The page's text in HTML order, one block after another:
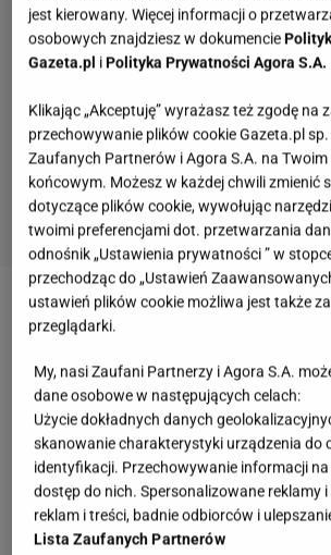
Katarzyna SokołowskawWielkanoc
Reżyserka pokazówmodykrótko po
programie"Miasto kobiet", w
na temat późnego macierzyństwa.
przyznała, dopiero niedawno
nadszedł odpowiedni moment na
Jurorka"Top Model"nie ukrywa, że
jest kierowany. Więcej informacji o
osobowych znajdziesz w dokumencie
Gazeta.pl i Polityka Prywatności Agora S.A.
Klikając „Akceptuję” wyrażasz też zgodę na
przechowywanie plików cookie Gazeta.pl sp.
Zaufanych Partnerów i Agora S.A. na
końcowym. Możesz w każdej chwili zmienić
dotyczące plików cookie, wywołując
twoimi preferencjami dot. przetwarzania
odnośnik „Ustawienia prywatności ” w
przechodząc do „Ustawień
ustawień plików cookie możliwa jest także
przeglądarki.
My, nasi Zaufani Partnerzy i Agora S.A.
dane osobowe w następujących celach:
Użycie dokładnych danych
skanowanie charakterystyki urządzenia do
identyfikacji. Przechowywanie informacji
dostęp do nich. Spersonalizowane reklamy
reklam i treści, badnie odbiorców i
Lista Zaufanych Partnerów